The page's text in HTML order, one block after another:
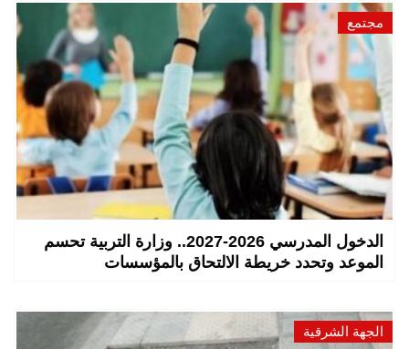
مجتمع
الدخول المدرسي 2026-2027.. وزارة التربية تحسم
الموعد وتحدد خريطة الالتحاق بالمؤسسات
الجهة الشرقية